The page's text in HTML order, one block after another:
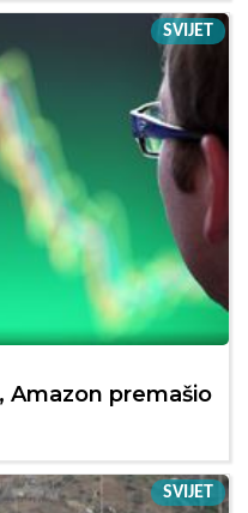
SVIJET
Amazon premašio
SVIJET